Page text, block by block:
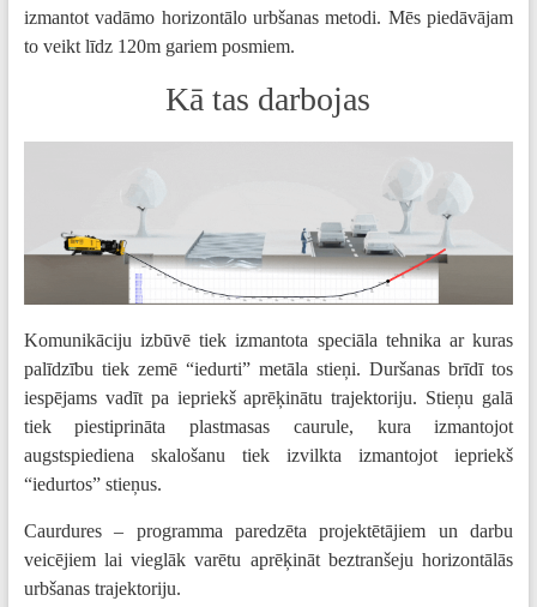
izmantot vadāmo horizontālo urbšanas metodi. Mēs piedāvājam
to veikt līdz 120m gariem posmiem.
Kā tas darbojas
Komunikāciju izbūvē tiek izmantota speciāla tehnika ar kuras
palīdzību tiek zemē “iedurti” metāla stieņi. Duršanas brīdī tos
iespējams vadīt pa iepriekš aprēķinātu trajektoriju. Stieņu galā
tiek piestiprināta plastmasas caurule, kura izmantojot
augstspiediena skalošanu tiek izvilkta izmantojot iepriekš
“iedurtos” stieņus.
Caurdures – programma paredzēta projektētājiem un darbu
veicējiem lai vieglāk varētu aprēķināt beztranšeju horizontālās
urbšanas trajektoriju.